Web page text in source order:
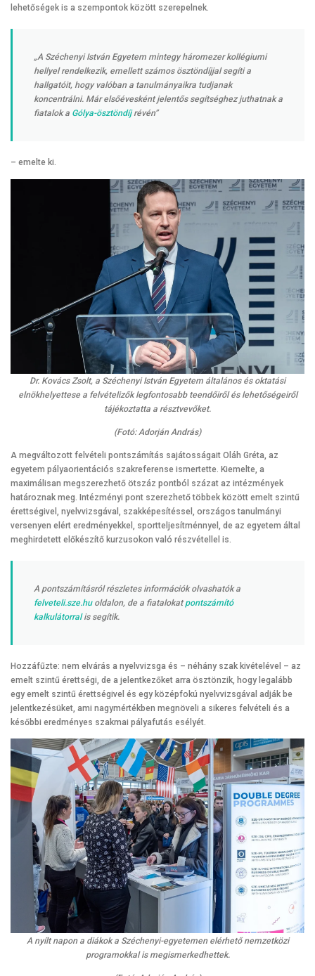
lehetőségek is a szempontok között szerepelnek.
„A Széchenyi István Egyetem mintegy háromezer kollégiumi
hellyel rendelkezik, emellett számos ösztöndíjjal segíti a
hallgatóit, hogy valóban a tanulmányaikra tudjanak
koncentrálni. Már elsőévesként jelentős segítséghez juthatnak a
fiatalok a Gólya-ösztöndíjrévén”
– emelte ki.
Dr. Kovács Zsolt, a Széchenyi István Egyetem általános és oktatási
elnökhelyettese a felvételizők legfontosabb teendőiről és lehetőségeiről
tájékoztatta a résztvevőket.
(Fotó: Adorján András)
A megváltozott felvételi pontszámítás sajátosságait Oláh Gréta, az
egyetem pályaorientációs szakreferense ismertette. Kiemelte, a
maximálisan megszerezhető ötszáz pontból százat az intézmények
határoznak meg. Intézményi pont szerezhető többek között emelt szintű
érettségivel, nyelvvizsgával, szakképesítéssel, országos tanulmányi
versenyen elért eredményekkel, sportteljesítménnyel, de az egyetem által
meghirdetett előkészítő kurzusokon való részvétellel is.
A pontszámításról részletes információk olvashatók a
felveteli.sze.huoldalon, de a fiatalokat pontszámító
kalkulátorralis segítik.
Hozzáfűzte: nem elvárás a nyelvvizsga és – néhány szak kivételével – az
emelt szintű érettségi, de a jelentkezőket arra ösztönzik, hogy legalább
egy emelt szintű érettségivel és egy középfokú nyelvvizsgával adják be
jelentkezésüket, ami nagymértékben megnöveli a sikeres felvételi és a
későbbi eredményes szakmai pályafutás esélyét.
A nyílt napon a diákok a Széchenyi-egyetemen elérhető nemzetközi
programokkal is megismerkedhettek.